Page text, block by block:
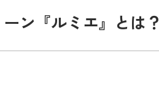
ン『ルミエ』とは？